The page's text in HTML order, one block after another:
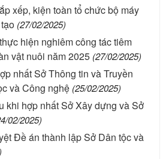
xếp, kiện toàn tổ chức bộ máy
(27/02/2025)
hiện nghiêm công tác tiêm
vật nuôi năm 2025 (27/02/2025)
nhất Sở Thông tin và Truyền
và Công nghệ (25/02/2025)
khi hợp nhất Sở Xây dựng và Sở
02/2025)
Đề án thành lập Sở Dân tộc và